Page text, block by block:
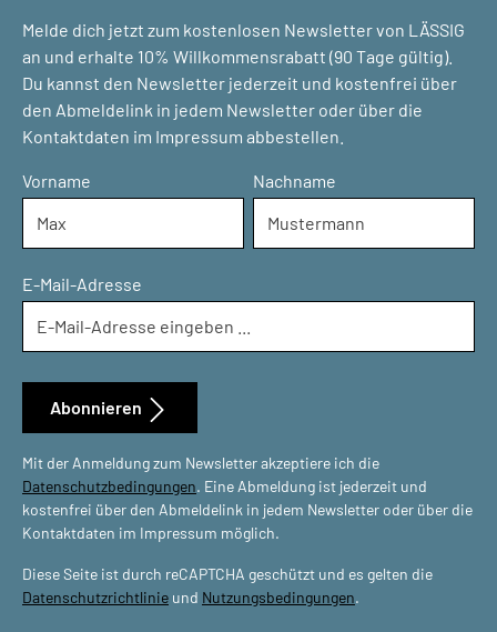
Melde dich jetzt zum kostenlosen Newsletter von LÄSSIG
an und erhalte 10% Willkommensrabatt (90 Tage gültig).
Du kannst den Newsletter jederzeit und kostenfrei über
den Abmeldelink in jedem Newsletter oder über die
Kontaktdaten im Impressum abbestellen.
Vorname Nachname
E-Mail-Adresse
Mit der Anmeldung zum Newsletter akzeptiere ich die
Datenschutzbedingungen. Eine Abmeldung ist jederzeit und
kostenfrei über den Abmeldelink in jedem Newsletter oder über die
Kontaktdaten im Impressum möglich.
Diese Seite ist durch reCAPTCHA geschützt und es gelten die
Datenschutzrichtlinie und Nutzungsbedingungen.
Abonnieren